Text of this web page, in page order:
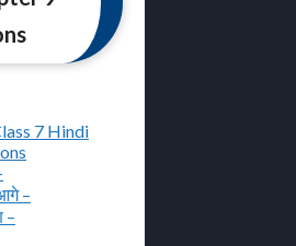
7 Hindi
–
–